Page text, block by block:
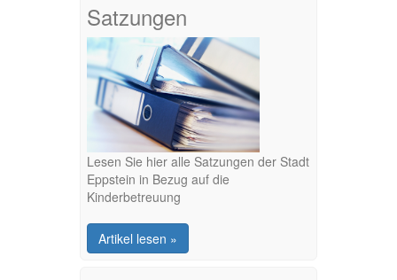
Satzungen
Lesen Sie hier alle Satzungen der Stadt
Eppstein in Bezug auf die
Kinderbetreuung
Artikel lesen »